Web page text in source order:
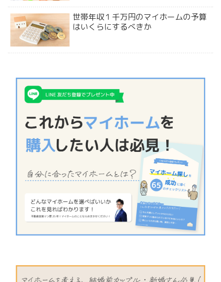
世帯年収１千万円のマイホームの予算
はいくらにするべきか